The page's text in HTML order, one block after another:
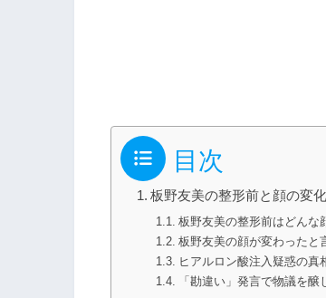
目次
板野友美の整形前と顔の変
板野友美の整形前はどんな
板野友美の顔が変わったと
ヒアルロン酸注入疑惑の真
「勘違い」発言で物議を